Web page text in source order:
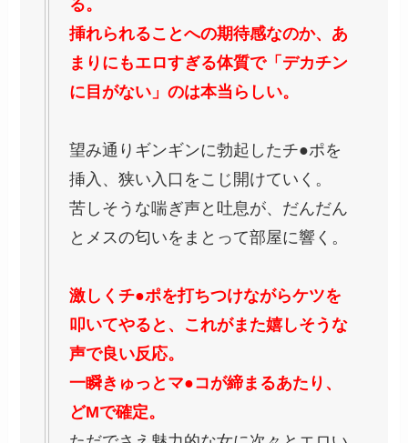
る。
挿れられることへの期待感なのか、あ
まりにもエロすぎる体質で「デカチン
に目がない」のは本当らしい。
望み通りギンギンに勃起したチ●ポを
挿入、狭い入口をこじ開けていく。
苦しそうな喘ぎ声と吐息が、だんだん
とメスの匂いをまとって部屋に響く。
激しくチ●ポを打ちつけながらケツを
叩いてやると、これがまた嬉しそうな
声で良い反応。
一瞬きゅっとマ●コが締まるあたり、
どMで確定。